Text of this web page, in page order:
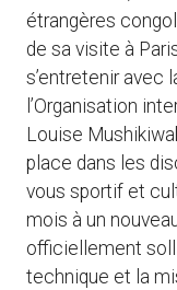
étrangères
de sa visite à
s’entretenir avec
l’Organisation
Louise
place dans les
vous sportif et
mois à un
officiellement
technique et la